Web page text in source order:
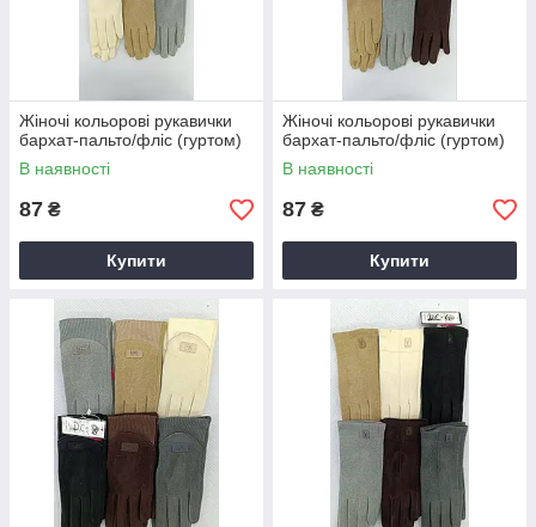
Жіночі кольорові рукавички
бархат-пальто/фліс (гуртом)
В наявності
87 ₴
Купити
Жіночі кольорові рукавички
бархат-пальто/фліс (гуртом)
В наявності
87 ₴
Купити